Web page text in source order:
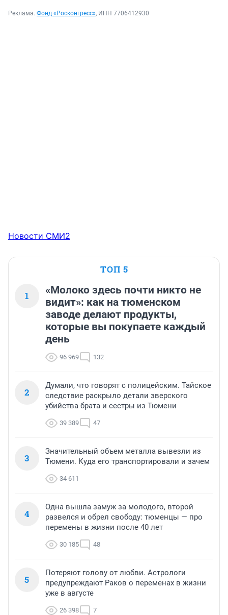
Реклама. Фонд «Росконгресс», ИНН 7706412930
Новости СМИ2
ТОП 5
1
«Молоко здесь почти никто не
видит»: как на тюменском
заводе делают продукты,
которые вы покупаете каждый
день
96 969 132
2
Думали, что говорят с полицейским. Тайское
следствие раскрыло детали зверского
убийства брата и сестры из Тюмени
39 389 47
3
Значительный объем металла вывезли из
Тюмени. Куда его транспортировали и зачем
34 611
4
Одна вышла замуж за молодого, второй
развелся и обрел свободу: тюменцы — про
перемены в жизни после 40 лет
30 185 48
5
Потеряют голову от любви. Астрологи
предупреждают Раков о переменах в жизни
уже в августе
26 398 7